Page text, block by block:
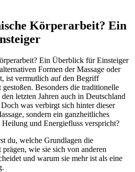
Körperarbeit? Ein
Formen der Massage oder
ist vermutlich auf den Begriff
Besonders die traditionelle
letzten Jahren auch in Deutschland
was verbirgt sich hinter dieser
sondern ein ganzheitliches
und Energiefluss verspricht?
du, welche Grundlagen die
wie sie sich von anderen
und warum sie mehr ist als eine